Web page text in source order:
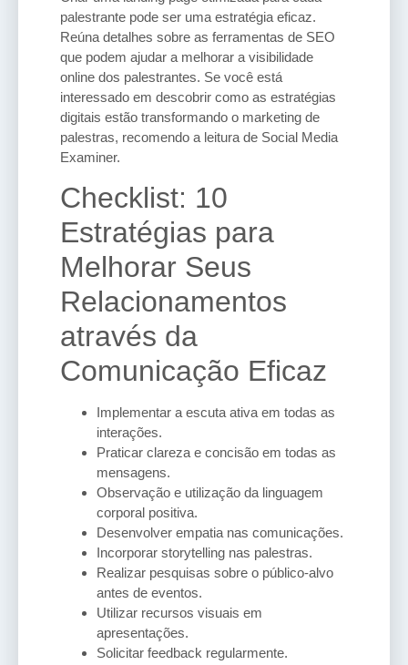
palestrante pode ser uma estratégia eficaz.
Reúna detalhes sobre as ferramentas de SEO
que podem ajudar a melhorar a visibilidade
online dos palestrantes. Se você está
interessado em descobrir como as estratégias
digitais estão transformando o marketing de
palestras, recomendo a leitura de Social Media
Examiner.
Checklist: 10
Estratégias para
Melhorar Seus
Relacionamentos
através da
Comunicação Eficaz
Implementar a escuta ativa em todas as
interações.
Praticar clareza e concisão em todas as
mensagens.
Observação e utilização da linguagem
corporal positiva.
Desenvolver empatia nas comunicações.
Incorporar storytelling nas palestras.
Realizar pesquisas sobre o público-alvo
antes de eventos.
Utilizar recursos visuais em
apresentações.
Solicitar feedback regularmente.